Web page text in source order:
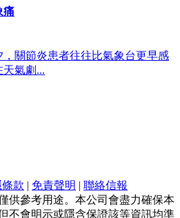
痛
關節炎患者往往比氣象台更早感
氣劇...
款 | 免責聲明 | 聯絡信報
供參考用途。本公司會盡力確保本
不會明示或隱含保證該等資訊均準